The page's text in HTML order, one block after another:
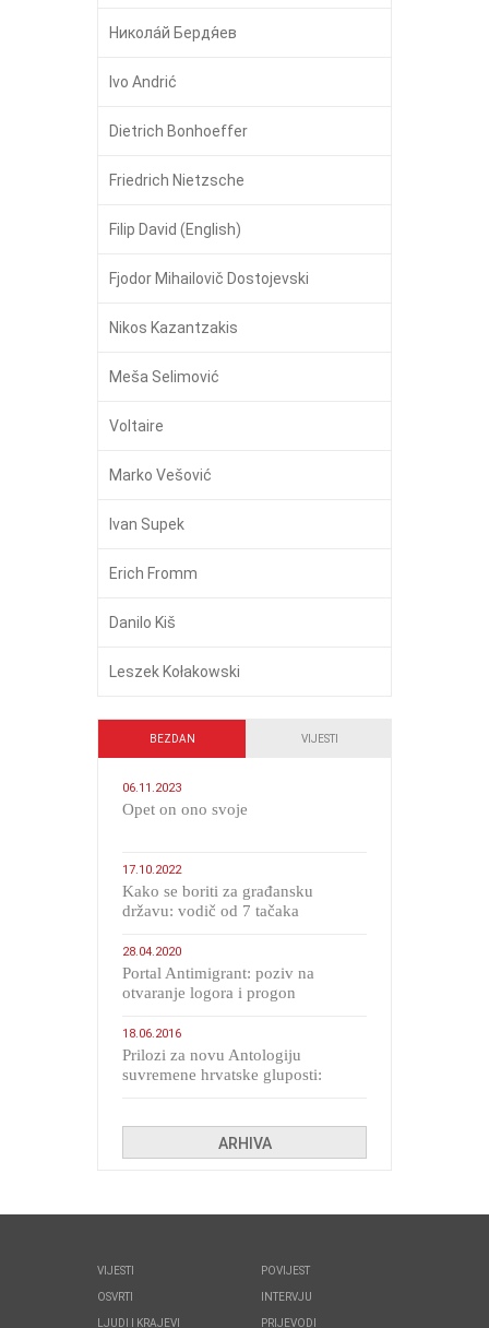
Никола́й Бердя́ев
Ivo Andrić
Dietrich Bonhoeffer
Friedrich Nietzsche
Filip David (English)
Fjodor Mihailovič Dostojevski
Nikos Kazantzakis
Meša Selimović
Voltaire
Marko Vešović
Ivan Supek
Erich Fromm
Danilo Kiš
Leszek Kołakowski
BEZDAN VIJESTI
06.11.2023
​Opet on ono svoje
17.10.2022
Kako se boriti za građansku
državu: vodič od 7 tačaka
28.04.2020
Portal Antimigrant: poziv na
otvaranje logora i progon
18.06.2016
Prilozi za novu Antologiju
suvremene hrvatske gluposti:
ARHIVA
VIJESTI
OSVRTI
LJUDI I KRAJEVI
POVIJEST
INTERVJU
PRIJEVODI